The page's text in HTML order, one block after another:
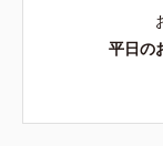
平日の